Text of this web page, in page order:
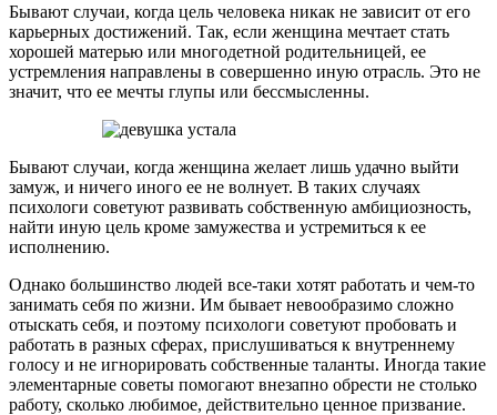
Бывают случаи, когда цель человека никак не зависит от его
карьерных достижений. Так, если женщина мечтает стать
хорошей матерью или многодетной родительницей, ее
устремления направлены в совершенно иную отрасль. Это не
значит, что ее мечты глупы или бессмысленны.
Бывают случаи, когда женщина желает лишь удачно выйти
замуж, и ничего иного ее не волнует. В таких случаях
психологи советуют развивать собственную амбициозность,
найти иную цель кроме замужества и устремиться к ее
исполнению.
Однако большинство людей все-таки хотят работать и чем-то
занимать себя по жизни. Им бывает невообразимо сложно
отыскать себя, и поэтому психологи советуют пробовать и
работать в разных сферах, прислушиваться к внутреннему
голосу и не игнорировать собственные таланты. Иногда такие
элементарные советы помогают внезапно обрести не столько
работу, сколько любимое, действительно ценное призвание.